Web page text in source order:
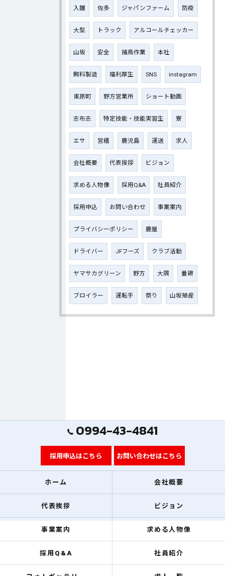
入雛 佐多 ジャパンファーム 防疫
大型 トラック アルコールチェッカー
山坂 安全 捕鳥作業 本社
飼料製造 福利厚生 SNS instagram
東原町 野方営業所 ショート動画
志布志 特定技能・技能実習生 寮
エサ 営繕 鹿児島 運送 求人
会社概要 代表挨拶 ビジョン
求める人物像 採用Q&A 社員紹介
採用申込 お問い合わせ 事業案内
プライバシーポリシー 鹿屋
ドライバー JFフーズ クラブ活動
ヤマサカグリーン 野方 大隅 養鶏
ブロイラー 運転手 祭り 山坂殖産
0994-43-4841
採用申込はこちら お問い合わせはこちら
ホーム 会社概要
代表挨拶 ビジョン
事業案内 求める人物像
採用Q&A 社員紹介